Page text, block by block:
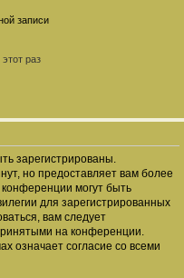
записи
раз
зарегистрированы.
но предоставляет вам более
могут быть
для зарегистрированных
вам следует
на конференции.
означает согласие со всеми